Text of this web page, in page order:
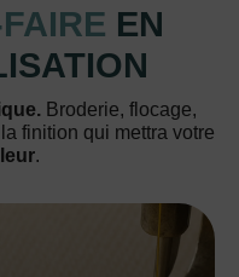
EN
Broderie, flocage,
finition qui mettra votre
.